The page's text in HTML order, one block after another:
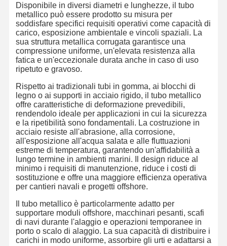
Casa. Prodotti Chi Siamo
Visita Alla
Fabbrica
Disponibile in diversi diametri e lunghezze, il tubo
metallico può essere prodotto su misura per
soddisfare specifici requisiti operativi come capacità di
carico, esposizione ambientale e vincoli spaziali. La
sua struttura metallica corrugata garantisce una
compressione uniforme, un'elevata resistenza alla
fatica e un'eccezionale durata anche in caso di uso
ripetuto e gravoso.
Rispetto ai tradizionali tubi in gomma, ai blocchi di
legno o ai supporti in acciaio rigido, il tubo metallico
offre caratteristiche di deformazione prevedibili,
rendendolo ideale per applicazioni in cui la sicurezza
e la ripetibilità sono fondamentali. La costruzione in
acciaio resiste all'abrasione, alla corrosione,
all'esposizione all'acqua salata e alle fluttuazioni
estreme di temperatura, garantendo un'affidabilità a
lungo termine in ambienti marini. Il design riduce al
minimo i requisiti di manutenzione, riduce i costi di
sostituzione e offre una maggiore efficienza operativa
per cantieri navali e progetti offshore.
Il tubo metallico è particolarmente adatto per
supportare moduli offshore, macchinari pesanti, scafi
di navi durante l'alaggio e operazioni temporanee in
porto o scalo di alaggio. La sua capacità di distribuire i
carichi in modo uniforme, assorbire gli urti e adattarsi a